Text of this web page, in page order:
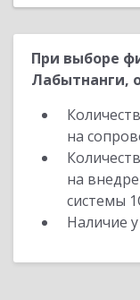
При выборе
Лабытнанги,
на
на
системы
Наличие